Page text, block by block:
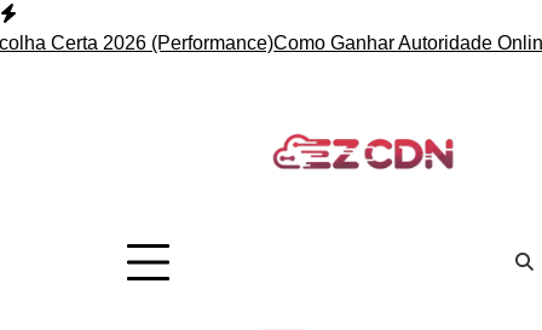
Skip
toCerta 2026 (Performance)Como Ganhar Autoridade Online